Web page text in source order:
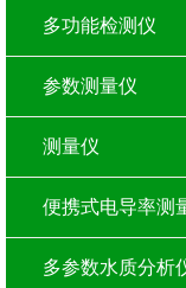
多功能检测仪
参数测量仪
测量仪
便携式电导率测
多参数水质分析